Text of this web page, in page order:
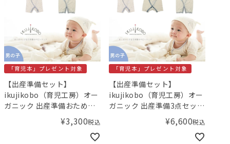
「育児本」プレゼント対象
【出産準備セット】
ikujikobo（育児工房）オー
ガニック 出産準備おためし2
点セット（男の子）【小児
科医の育児本プレゼン
ト！】／Amingオリジナル
¥3,300税込
「育児本」プレゼント対象
【出産準備セット】
ikujikobo（育児工房）オー
ガニック 出産準備3点セット
（男の子）【小児科医の育
児本プレゼント！】／
¥6,600税込